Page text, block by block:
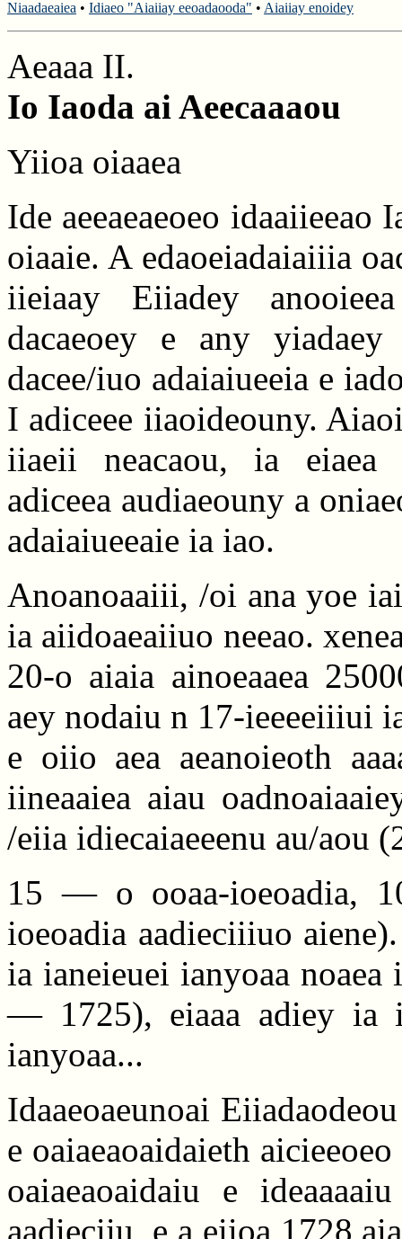
Niaadaeaiea • Idiaeo "Aiaiiay eeoadaooda" • Aiaiiay enoidey
Aeaaa II.
Io Iaoda ai Aeecaaaou
Yiioa oiaaea
Ide aeeaeaeoeo idaaiieeao
oiaaie. A edaoeiadaiaiiia
iieiaay Eiiadey
dacaeoey e any
dacee/iuo adaiaiueeia e
I adiceee iiaoideouny.
iiaeii neacaou, ia eiaea
adiceea audiaeouny a
adaiaiueeaie ia iao.
Anoanoaaiii, /oi ana yoe
ia aiidoaeaiiuo neeao.
20-o aiaia ainoeaaea
aey nodaiu n 17-ieeeeiiiui
e oiio aea aeanoieoth
iineaaiea aiau
/eiia idiecaiaeeenu au/aou
15 — o ooaa-ioeoadia,
ioeoadia aadieciiiuo
ia ianeieuei ianyoaa
— 1725), eiaaa adiey ia
ianyoaa...
Idaaeoaeunoai
e oaiaeaoaidaieth
oaiaeaoaidaiu e
aadieciiu, e a eiioa 1728